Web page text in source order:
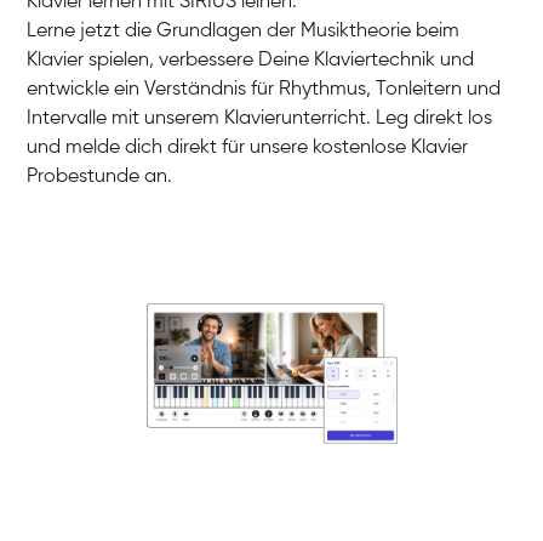
Klavier / Piano / Flügel
Klavier / Piano / Flügel
Lerne jetzt die Grundlagen der Musiktheorie beim
Klavier spielen, verbessere Deine Klaviertechnik und
entwickle ein Verständnis für Rhythmus, Tonleitern und
Intervalle mit unserem Klavierunterricht. Leg direkt los
und melde dich direkt für unsere kostenlose Klavier
Probestunde an.